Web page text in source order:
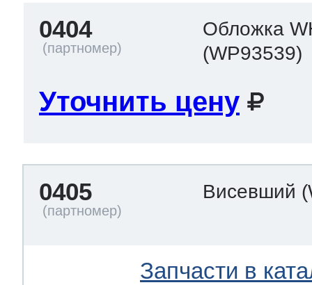
0404
Обложка
(WP93539)
Уточнить цену
0405 Висевший
Запчасти в